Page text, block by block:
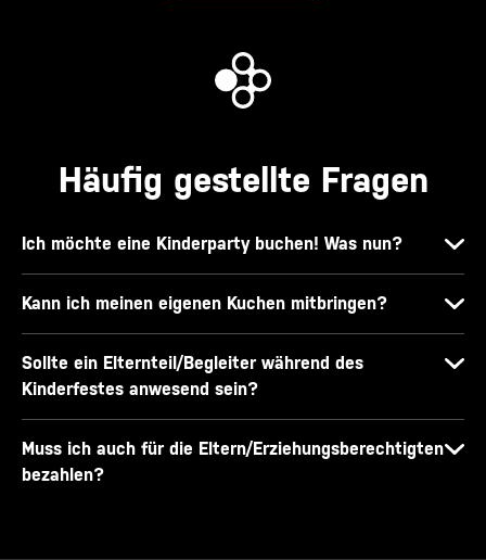
Häufig gestellte Fragen
Ich möchte eine Kinderparty buchen! Was nun?
Kann ich meinen eigenen Kuchen mitbringen?
Sollte ein Elternteil/Begleiter während des
Kinderfestes anwesend sein?
Muss ich auch für die Eltern/Erziehungsberechtigten
bezahlen?